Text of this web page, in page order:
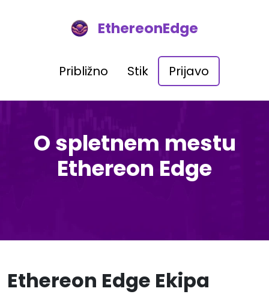
EthereonEdge
Približno Stik Prijavo
O spletnem mestu
Ethereon Edge
Ethereon Edge Ekipa